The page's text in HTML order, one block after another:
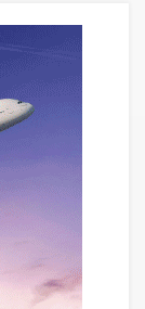
can
30